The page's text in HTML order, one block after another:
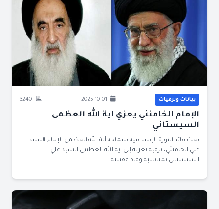
بيانات وبرقيات
الإمام الخامنئي يعزي آية الله العظمى
السيستاني
بعث قائد الثورة الإسلامية سماحة آية الله العظمى الإمام السيد
علي الخامنئي، برقية تعزية إلى آية الله العظمى السيد علي
السيستاني بمناسبة وفاة عقيلته.